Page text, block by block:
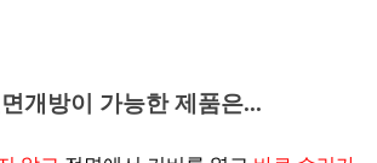
개방이 가능한 제품은...